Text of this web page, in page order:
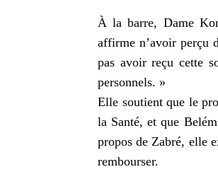
À la barre, Dame
affirme n’avoir perçu
pas avoir reçu cette
personnels. »
Elle soutient que le
la Santé, et que
propos de Zabré, elle
rembourser.